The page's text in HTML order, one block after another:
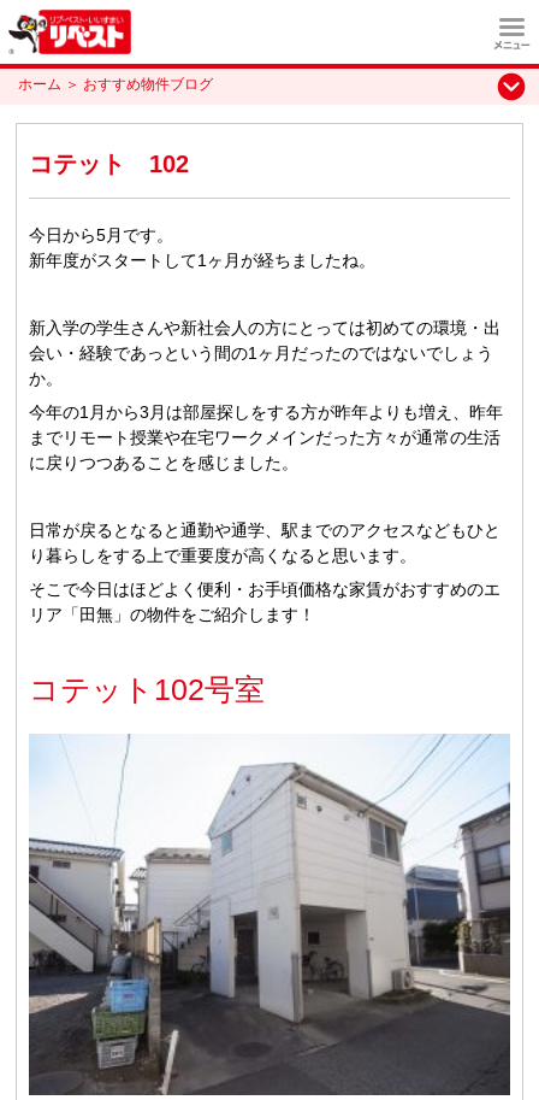
ホーム ＞ おすすめ物件ブログ
コテット 102
今日から5月です。
新年度がスタートして1ヶ月が経ちましたね。
新入学の学生さんや新社会人の方にとっては初めての環境・出
会い・経験であっという間の1ヶ月だったのではないでしょう
か。
今年の1月から3月は部屋探しをする方が昨年よりも増え、昨年
までリモート授業や在宅ワークメインだった方々が通常の生活
に戻りつつあることを感じました。
日常が戻るとなると通勤や通学、駅までのアクセスなどもひと
り暮らしをする上で重要度が高くなると思います。
そこで今日はほどよく便利・お手頃価格な家賃がおすすめのエ
リア「田無」の物件をご紹介します！
コテット102号室